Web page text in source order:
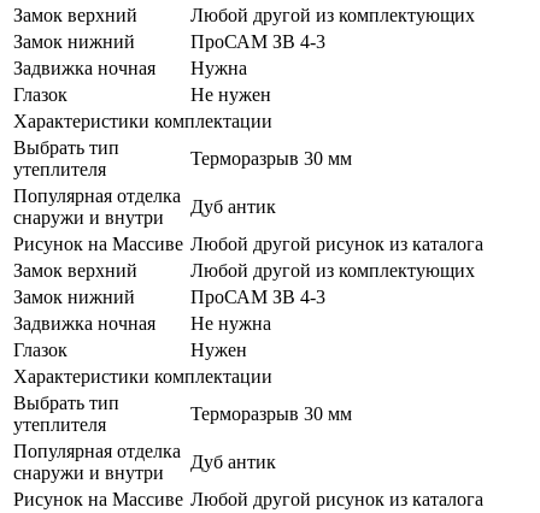
Замок верхний
Любой другой из комплектующих
Замок нижний
ПроСАМ ЗВ 4-3
Задвижка ночная
Нужна
Глазок
Не нужен
Характеристики комплектации
Выбрать тип
утеплителя
Терморазрыв 30 мм
Популярная отделка
снаружи и внутри
Дуб антик
Рисунок на Массиве Любой другой рисунок из каталога
Замок верхний
Любой другой из комплектующих
Замок нижний
ПроСАМ ЗВ 4-3
Задвижка ночная
Не нужна
Глазок
Нужен
Характеристики комплектации
Выбрать тип
утеплителя
Терморазрыв 30 мм
Популярная отделка
снаружи и внутри
Дуб антик
Рисунок на Массиве Любой другой рисунок из каталога